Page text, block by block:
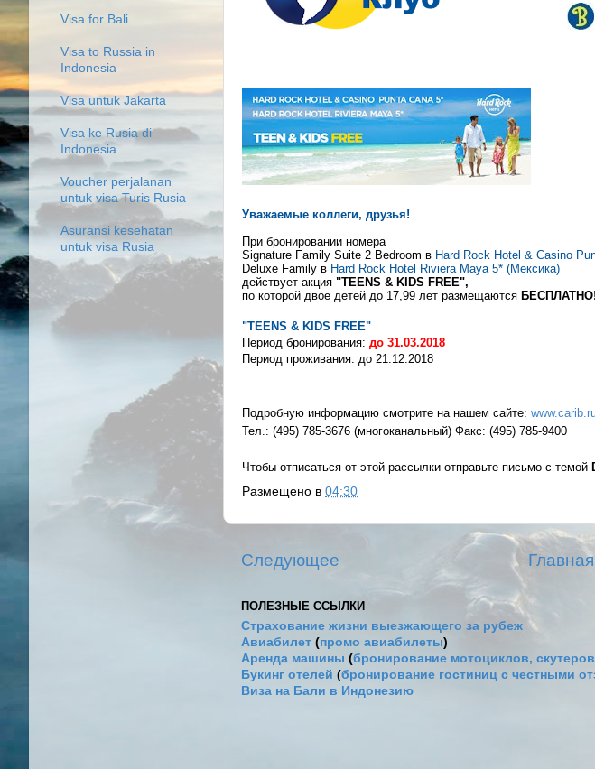
Уважаемые коллеги, друзья!
При бронировании номера
Signature Family Suite 2 Bedroom в Hard Rock Hotel & Casino
Deluxe Family в Hard Rock Hotel Riviera Maya 5* (Мексика)
действует акция "TEENS & KIDS FREE",
по которой двое детей до 17,99 лет размещаются БЕСПЛАТНО!
"TEENS & KIDS FREE"
Период бронирования: до 31.03.2018
Период проживания: до 21.12.2018
Подробную информацию смотрите на нашем сайте:
Тел.: (495) 785-3676 (многоканальный) Факс: (495) 785-9400
Чтобы отписаться от этой рассылки отправьте письмо с темой
Размещено в 04:30
Следующее
ПОЛЕЗНЫЕ ССЫЛКИ
Страхование жизни выезжающего за рубеж
Авиабилет (промо авиабилеты)
Аренда машины (бронирование мотоциклов,
Букинг отелей (бронирование гостиниц с честными
Виза на Бали в Индонезию
Visa for Bali
Visa to Russia in
Indonesia
Visa untuk Jakarta
Visa ke Rusia di
Indonesia
Voucher perjalanan
untuk visa Turis Rusia
Asuransi kesehatan
untuk visa Rusia